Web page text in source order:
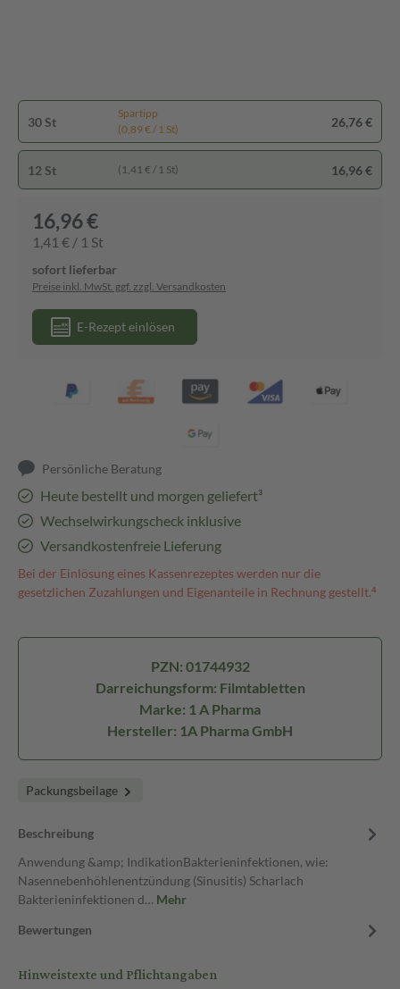
30 St
Spartipp
(0,89 € / 1 St)
26,76 €
12 St (1,41 € / 1 St) 16,96 €
16,96 €
1,41 € / 1 St
sofort lieferbar
Preise inkl. MwSt. ggf. zzgl. Versandkosten
E-Rezept einlösen
Persönliche Beratung
Heute bestellt und morgen geliefert³
Wechselwirkungscheck inklusive
Versandkostenfreie Lieferung
Bei der Einlösung eines Kassenrezeptes werden nur die
gesetzlichen Zuzahlungen und Eigenanteile in Rechnung gestellt.⁴
PZN: 01744932
Darreichungsform: Filmtabletten
Marke: 1 A Pharma
Hersteller: 1A Pharma GmbH
Packungsbeilage
Beschreibung
Anwendung &amp; IndikationBakterieninfektionen, wie:
Nasennebenhöhlenentzündung (Sinusitis) Scharlach
Bakterieninfektionen d… Mehr
Bewertungen
Hinweistexte und Pflichtangaben